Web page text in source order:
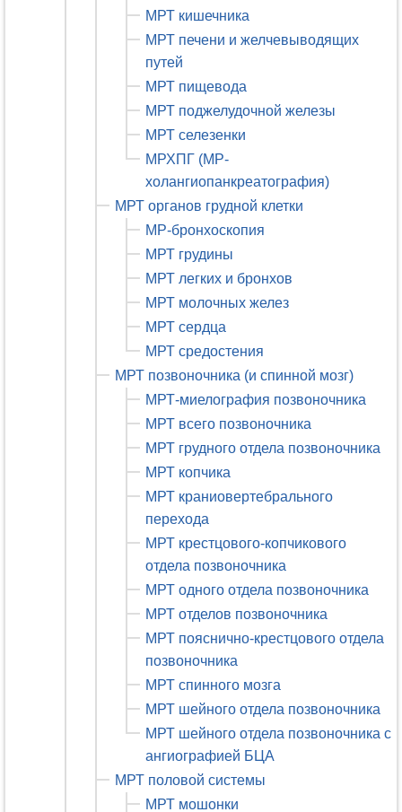
МРТ кишечника
МРТ печени и желчевыводящих
путей
МРТ пищевода
МРТ поджелудочной железы
МРТ селезенки
МРХПГ (МР-
холангиопанкреатография)
МРТ органов грудной клетки
МР-бронхоскопия
МРТ грудины
МРТ легких и бронхов
МРТ молочных желез
МРТ сердца
МРТ средостения
МРТ позвоночника (и спинной мозг)
МРТ-миелография позвоночника
МРТ всего позвоночника
МРТ грудного отдела позвоночника
МРТ копчика
МРТ краниовертебрального
перехода
МРТ крестцового-копчикового
отдела позвоночника
МРТ одного отдела позвоночника
МРТ отделов позвоночника
МРТ пояснично-крестцового отдела
позвоночника
МРТ спинного мозга
МРТ шейного отдела позвоночника
МРТ шейного отдела позвоночника с
ангиографией БЦА
МРТ половой системы
МРТ мошонки